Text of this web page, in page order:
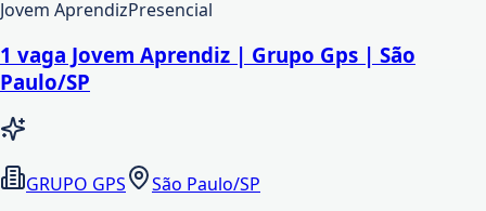
Jovem AprendizPresencial
1 vaga Jovem Aprendiz | Grupo Gps | São
Paulo/SP
GRUPO GPS
São Paulo/SP